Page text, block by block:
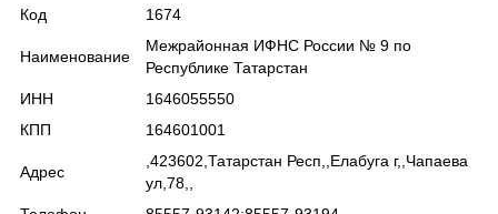
Код
1674
Наименование
Межрайонная ИФНС России № 9 по
Республике Татарстан
ИНН
1646055550
КПП
164601001
Адрес
,423602,Татарстан Респ,,Елабуга г,,Чапаева
ул,78,,